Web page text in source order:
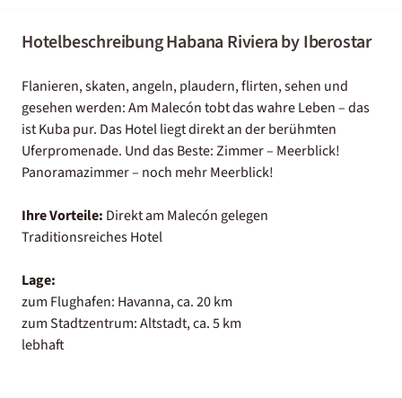
Hotelbeschreibung Habana Riviera by Iberostar
Flanieren, skaten, angeln, plaudern, flirten, sehen und
gesehen werden: Am Malecón tobt das wahre Leben – das
ist Kuba pur. Das Hotel liegt direkt an der berühmten
Uferpromenade. Und das Beste: Zimmer – Meerblick!
Panoramazimmer – noch mehr Meerblick!
Ihre Vorteile: Direkt am Malecón gelegen
Traditionsreiches Hotel
Lage:
zum Flughafen: Havanna, ca. 20 km
zum Stadtzentrum: Altstadt, ca. 5 km
lebhaft